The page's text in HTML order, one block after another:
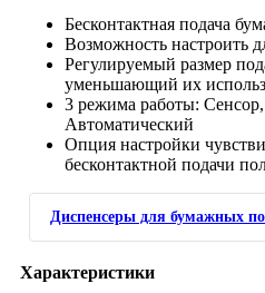
Бесконтактная подача
Возможность настроить
Регулируемый размер
уменьшающий их
3 режима работы: Сенсор,
Автоматический
Опция настройки
бесконтактной подачи
Диспенсеры для бумажных
Характеристики